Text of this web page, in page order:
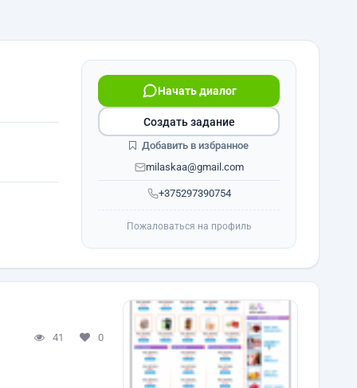
+375297390754
Начать диалог
milaskaa@gmail.com
Создать задание
Добавить в избранное
Пожаловаться на профиль
41 0